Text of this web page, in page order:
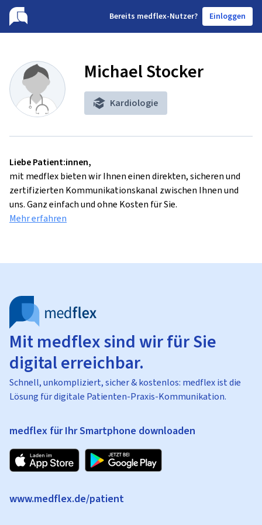
Bereits medflex-Nutzer? Einloggen
Michael Stocker
Kardiologie
Liebe Patient:innen,
mit medflex bieten wir Ihnen einen direkten, sicheren und
zertifizierten Kommunikationskanal zwischen Ihnen und
uns. Ganz einfach und ohne Kosten für Sie.
Mehr erfahren
Mit medflex sind wir für Sie
digital erreichbar.
Schnell, unkompliziert, sicher & kostenlos: medflex ist die
Lösung für digitale Patienten-Praxis-Kommunikation.
medflex für Ihr Smartphone downloaden
www.medflex.de/patient